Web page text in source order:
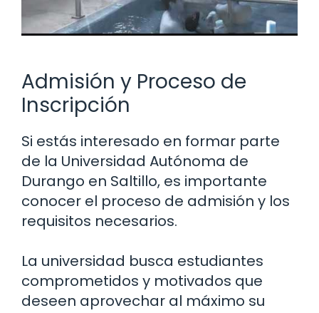
Admisión y Proceso de
Inscripción
Si estás interesado en formar parte
de la Universidad Autónoma de
Durango en Saltillo, es importante
conocer el proceso de admisión y los
requisitos necesarios.
La universidad busca estudiantes
comprometidos y motivados que
deseen aprovechar al máximo su